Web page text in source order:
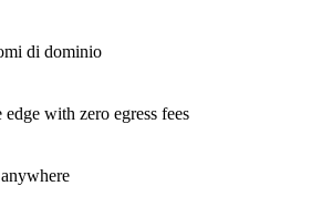
di dominio
with zero egress fees